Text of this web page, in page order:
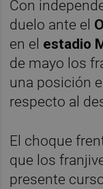
Con
duelo ante el
en el estadio
de mayo los
una posición
respecto al
El choque
que los
presente